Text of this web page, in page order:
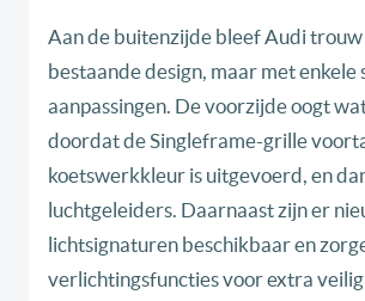
Aan de buitenzijde bleef Audi trouw
bestaande design, maar met enkele
aanpassingen. De voorzijde oogt
doordat de Singleframe-grille
koetswerkkleur is uitgevoerd, en
luchtgeleiders. Daarnaast zijn er
lichtsignaturen beschikbaar en
verlichtingsfuncties voor extra